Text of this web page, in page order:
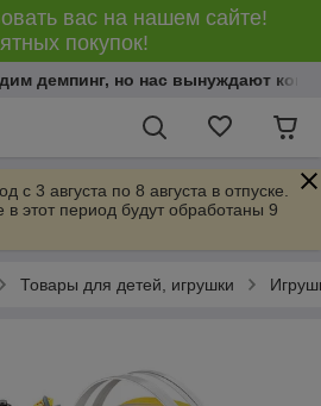
вас на нашем сайте!
покупок!
демпинг, но нас вынуждают
с 3 августа по 8 августа в отпуске.
этот период будут обработаны 9
Товары для детей, игрушки